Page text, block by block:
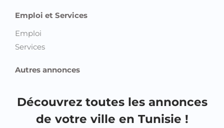
Emploi et Services
Emploi
Services
Autres annonces
Découvrez toutes les annonces
de votre ville en Tunisie !